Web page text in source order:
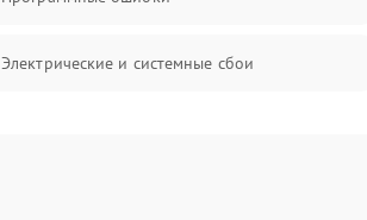
Электрические и системные сбои